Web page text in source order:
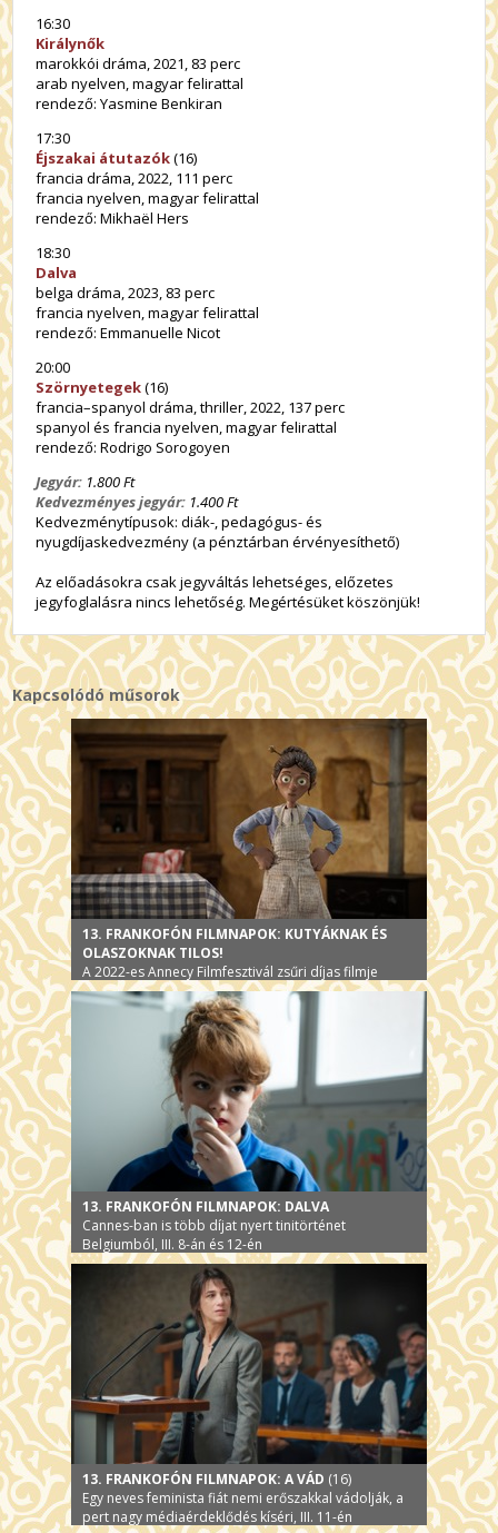
16:30
Királynők
marokkói dráma, 2021, 83 perc
arab nyelven, magyar felirattal
rendező: Yasmine Benkiran
17:30
Éjszakai átutazók(16)
francia dráma, 2022, 111 perc
francia nyelven, magyar felirattal
rendező: Mikhaël Hers
18:30
Dalva
belga dráma, 2023, 83 perc
francia nyelven, magyar felirattal
rendező: Emmanuelle Nicot
20:00
Szörnyetegek(16)
francia–spanyol dráma, thriller, 2022, 137 perc
spanyol és francia nyelven, magyar felirattal
rendező: Rodrigo Sorogoyen
Jegyár: 1.800 Ft
Kedvezményes jegyár: 1.400 Ft
Kedvezménytípusok: diák-, pedagógus- és
nyugdíjaskedvezmény (a pénztárban érvényesíthető)
Az előadásokra csak jegyváltás lehetséges, előzetes
jegyfoglalásra nincs lehetőség. Megértésüket köszönjük!
Kapcsolódó műsorok
13. FRANKOFÓN FILMNAPOK: KUTYÁKNAK ÉS
OLASZOKNAK TILOS!
A 2022-es Annecy Filmfesztivál zsűri díjas filmje
13. FRANKOFÓN FILMNAPOK: DALVA
Cannes-ban is több díjat nyert tinitörténet
Belgiumból, III. 8-án és 12-én
13. FRANKOFÓN FILMNAPOK: A VÁD (16)
Egy neves feminista fiát nemi erőszakkal vádolják, a
pert nagy médiaérdeklődés kíséri, III. 11-én